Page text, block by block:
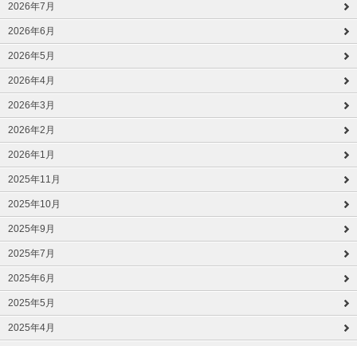
2026年7月
2026年6月
2026年5月
2026年4月
2026年3月
2026年2月
2026年1月
2025年11月
2025年10月
2025年9月
2025年7月
2025年6月
2025年5月
2025年4月